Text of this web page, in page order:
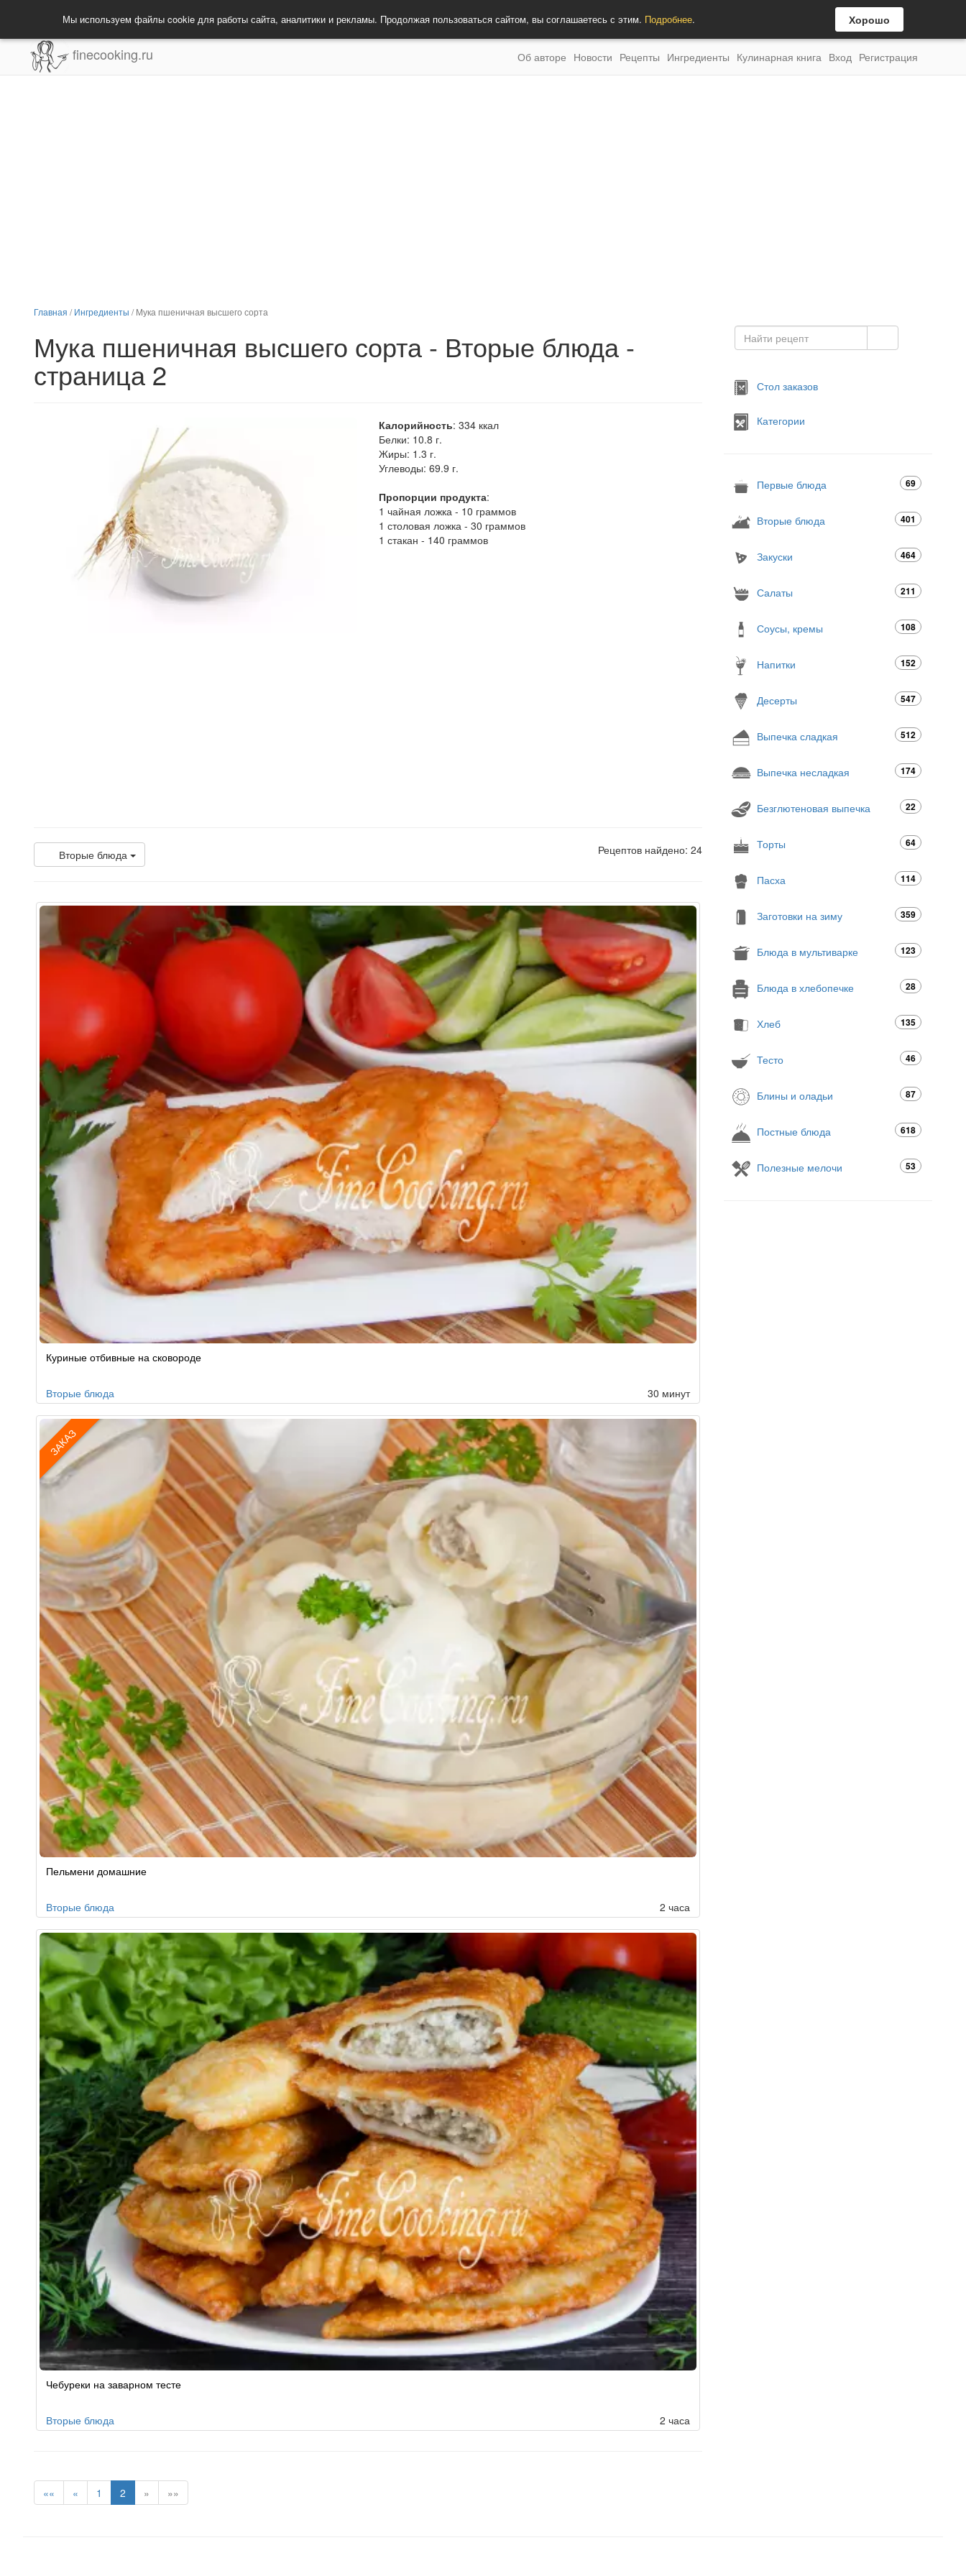
Мы используем файлы cookie для работы сайта, аналитики и рекламы. Продолжая пользоваться сайтом, вы соглашаетесь с этим. Подробнее. Хорошо
finecooking.ru Об авторе Новости Рецепты Ингредиенты Кулинарная книга Вход Регистрация
Главная /Ингредиенты /Мука пшеничная высшего сорта
Мука пшеничная высшего сорта - Вторые блюда -
страница 2
Калорийность: 334 ккал
Белки: 10.8 г.
Жиры: 1.3 г.
Углеводы: 69.9 г.
Пропорции продукта:
1 чайная ложка - 10 граммов
1 столовая ложка - 30 граммов
1 стакан - 140 граммов
Вторые блюда Рецептов найдено: 24
Куриные отбивные на сковороде
Вторые блюда 30 минут
ЗАКАЗ
поПельмени домашние
Вторые блюда 2 часа
Чебуреки на заварном тесте
Вторые блюда 2 часа
«« « 1 2 » »»
Стол заказов
Категории
Первые блюда 69
Вторые блюда 401
Закуски 464
Салаты 211
Соусы, кремы 108
Напитки 152
Десерты 547
Выпечка сладкая 512
Выпечка несладкая 174
Безглютеновая выпечка 22
Торты 64
Пасха 114
Заготовки на зиму 359
Блюда в мультиварке 123
Блюда в хлебопечке 28
Хлеб 135
Тесто 46
Блины и оладьи 87
Постные блюда 618
Полезные мелочи 53